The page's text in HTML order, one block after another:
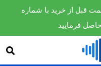
قبل از خرید با شماره